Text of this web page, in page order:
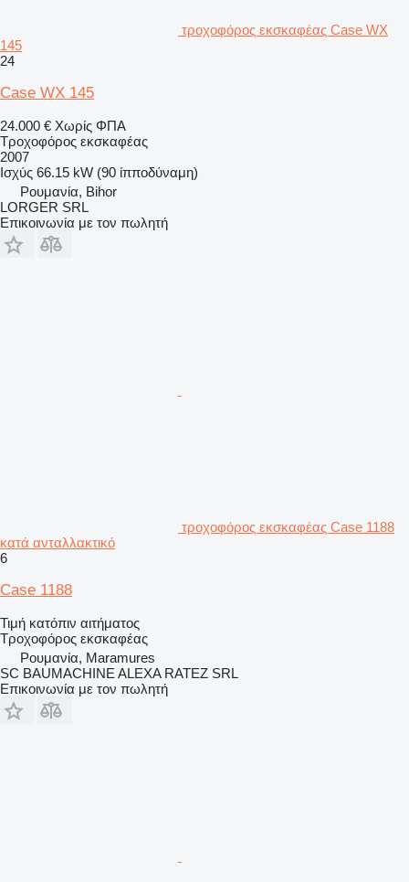
τροχοφόρος εκσκαφέας Case WX
145
24
Case WX 145
24.000 € Χωρίς ΦΠΑ
Τροχοφόρος εκσκαφέας
2007
Ισχύς 66.15 kW (90 ίπποδύναμη)
Ρουμανία, Bihor
LORGER SRL
Επικοινωνία με τον πωλητή
τροχοφόρος εκσκαφέας Case 1188
κατά ανταλλακτικό
6
Case 1188
Τιμή κατόπιν αιτήματος
Τροχοφόρος εκσκαφέας
Ρουμανία, Maramures
SC BAUMACHINE ALEXA RATEZ SRL
Επικοινωνία με τον πωλητή